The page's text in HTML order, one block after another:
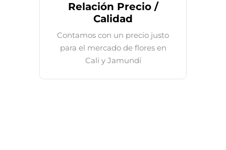
Relación Precio /
Calidad
Contamos con un precio justo
para el mercado de flores en
Cali y Jamundí